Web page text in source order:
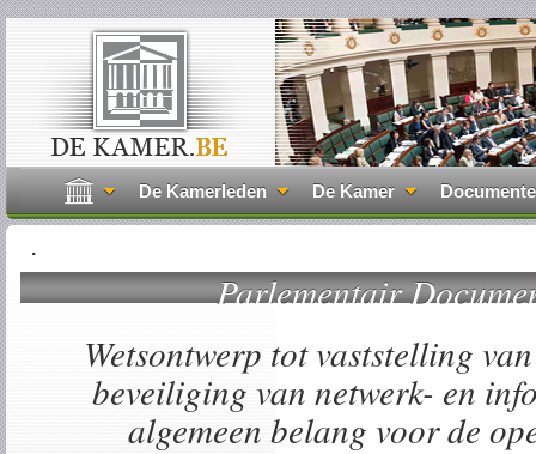
De Kamerleden De Kamer
.
Parlementair
Wetsontwerp tot vaststelling
beveiliging van netwerk- en
algemeen belang voor de